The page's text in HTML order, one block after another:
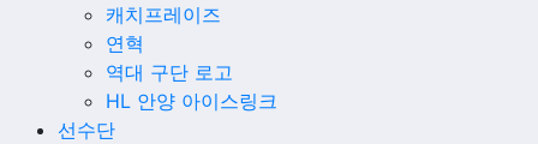
캐치프레이즈
연혁
역대 구단 로고
HL 안양 아이스링크
선수단